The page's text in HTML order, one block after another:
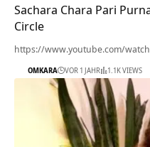
Sachara Chara Pari
Circle
https://www.youtube.com/
OMKARA VOR 1 JAHR 1.1K VIEWS